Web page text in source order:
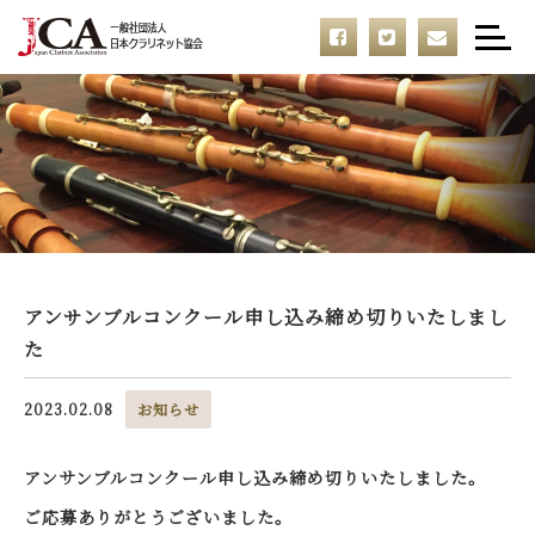
アンサンブルコンクール申し込み締め切りいたしまし
た
2023.02.08 お知らせ
アンサンブルコンクール申し込み締め切りいたしました。
ご応募ありがとうございました。